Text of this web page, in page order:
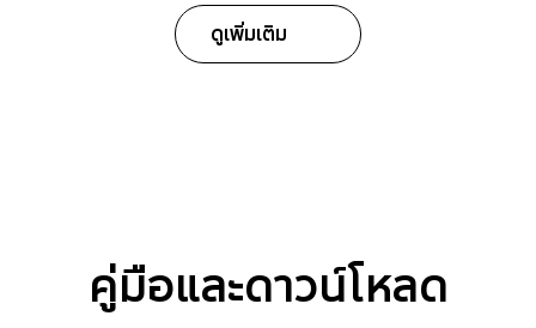
ดูเพิ่มเติม
คู่มือและดาวน์โหลด